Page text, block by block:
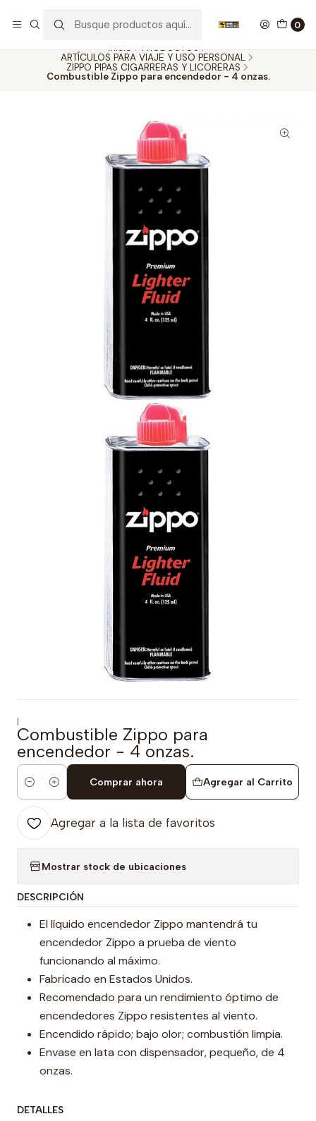
0
Inicio
PRODUCTOS
ARTÍCULOS PARA VIAJE Y USO PERSONAL
ZIPPO PIPAS CIGARRERAS Y LICORERAS
Combustible Zippo para encendedor - 4 onzas.
|
Combustible Zippo para
encendedor - 4 onzas.
Cantidad
Agregar al Carrito
Comprar ahora
Agregar a la lista de favoritos
Mostrar stock de ubicaciones
DESCRIPCIÓN
El líquido encendedor Zippo mantendrá tu
encendedor Zippo a prueba de viento
funcionando al máximo.
Fabricado en Estados Unidos.
Recomendado para un rendimiento óptimo de
encendedores Zippo resistentes al viento.
Encendido rápido; bajo olor; combustión limpia.
Envase en lata con dispensador, pequeño, de 4
onzas.
DETALLES